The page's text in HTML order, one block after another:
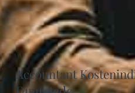
Accountant